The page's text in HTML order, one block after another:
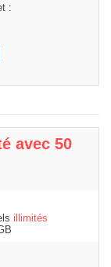
:
avec 50
illimités